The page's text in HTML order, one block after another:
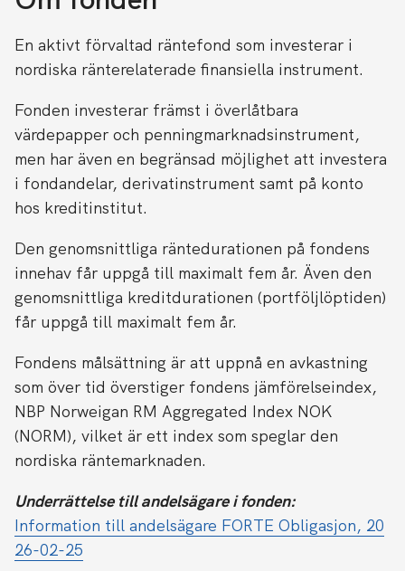
En aktivt förvaltad räntefond som investerar i
nordiska ränterelaterade finansiella instrument.
Fonden investerar främst i överlåtbara
värdepapper och penningmarknadsinstrument,
men har även en begränsad möjlighet att investera
i fondandelar, derivatinstrument samt på konto
hos kreditinstitut.
Den genomsnittliga räntedurationen på fondens
innehav får uppgå till maximalt fem år. Även den
genomsnittliga kreditdurationen (portföljlöptiden)
får uppgå till maximalt fem år.
Fondens målsättning är att uppnå en avkastning
som över tid överstiger fondens jämförelseindex,
NBP Norweigan RM Aggregated Index NOK
(NORM), vilket är ett index som speglar den
nordiska räntemarknaden.
Underrättelse till andelsägare i fonden:
Information till andelsägare FORTE Obligasjon, 20
26-02-25